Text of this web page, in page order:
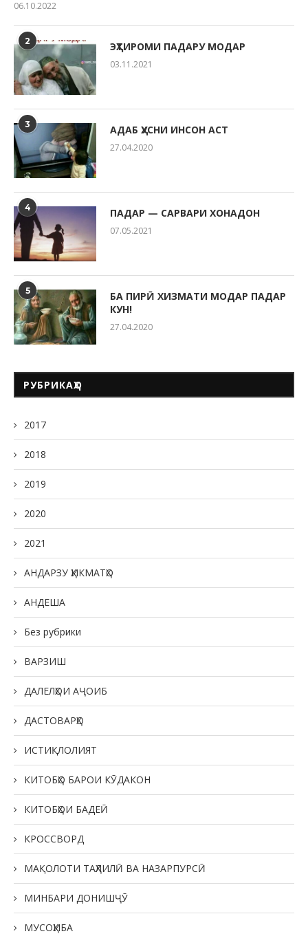
06.10.2022
2 ЭҲТИРОМИ ПАДАРУ МОДАР
03.11.2021
3 АДАБ ҲУСНИ ИНСОН АСТ
27.04.2020
4 ПАДАР — САРВАРИ ХОНАДОН
07.05.2021
5
БА ПИРӢ ХИЗМАТИ МОДАР ПАДАР
КУН!
27.04.2020
РУБРИКАҲО
2017
2018
2019
2020
2021
АНДАРЗУ ҲИКМАТҲО
АНДЕША
Без рубрики
ВАРЗИШ
ДАЛЕЛҲОИ АҶОИБ
ДАСТОВАРҲО
ИСТИҚЛОЛИЯТ
КИТОБҲО БАРОИ КӮДАКОН
КИТОБҲОИ БАДЕӢ
КРОССВОРД
МАҚОЛОТИ ТАҲЛИЛӢ ВА НАЗАРПУРСӢ
МИНБАРИ ДОНИШҶӮ
МУСОҲИБА